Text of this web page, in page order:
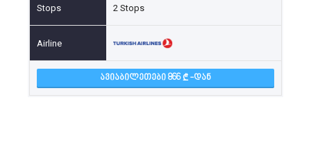
2 Stops
ᲐᲕᲘᲐᲑᲘᲚᲔᲗᲔᲑᲘ 866 -ᲓᲐᲜ